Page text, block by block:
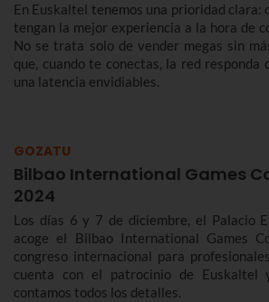
En Euskaltel tenemos una prioridad clara:
tengan la mejor experiencia a la hora de
No se trata solo de vender megas sin
que, cuando te conectas, la red responda
una latencia envidiables.
GOZATU
Bilbao International Games
2024
Los días 6 y 7 de diciembre, el Palacio
acoge el Bilbao International Games
congreso internacional para
cuenta con el patrocinio de
contamos todos los detalles.